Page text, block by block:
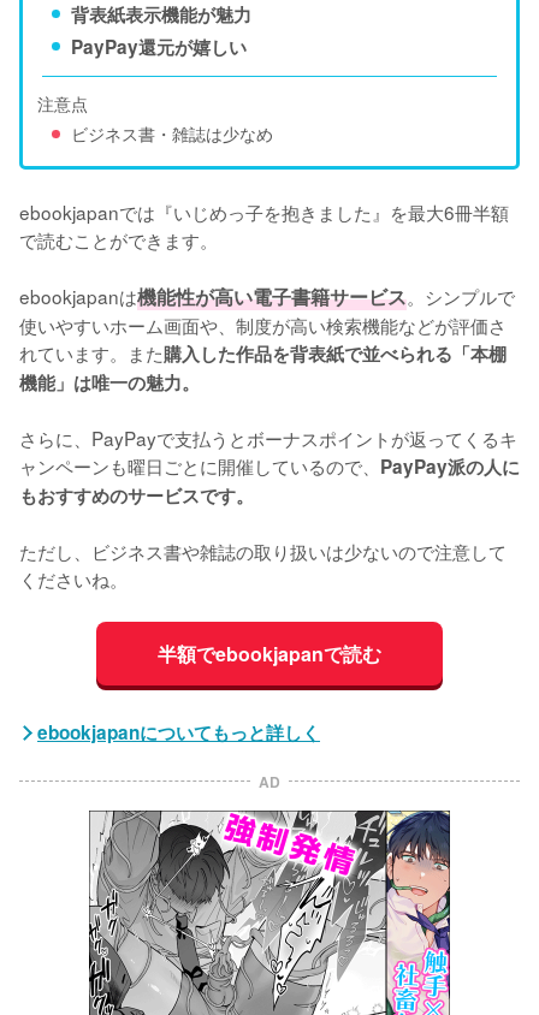
背表紙表示機能が魅力
PayPay還元が嬉しい
注意点
ビジネス書・雑誌は少なめ
ebookjapanでは『いじめっ子を抱きました』を最大6冊半額
で読むことができます。
ebookjapanは機能性が高い電子書籍サービス。シンプルで
使いやすいホーム画面や、制度が高い検索機能などが評価さ
れています。また購入した作品を背表紙で並べられる「本棚
機能」は唯一の魅力。
さらに、PayPayで支払うとボーナスポイントが返ってくるキ
ャンペーンも曜日ごとに開催しているので、 PayPay派の人に
もおすすめのサービスです。
ただし、ビジネス書や雑誌の取り扱いは少ないので注意して
くださいね。
半額でebookjapanで読む
ebookjapanについてもっと詳しく
AD